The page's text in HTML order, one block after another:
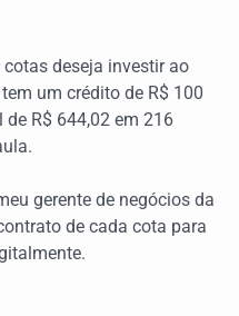
deseja investir ao
um crédito de R$ 100
R$ 644,02 em 216
gerente de negócios da
de cada cota para